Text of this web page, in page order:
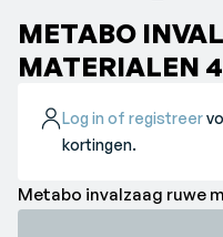
METABO
MATERIALEN
Log in of registreer
kortingen.